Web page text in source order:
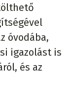
óvodába,
igazolást is
és az